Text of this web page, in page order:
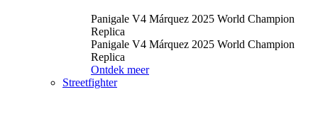
Panigale V4 Márquez 2025 World Champion
Replica
Panigale V4 Márquez 2025 World Champion
Replica
Ontdek meer
Streetfighter